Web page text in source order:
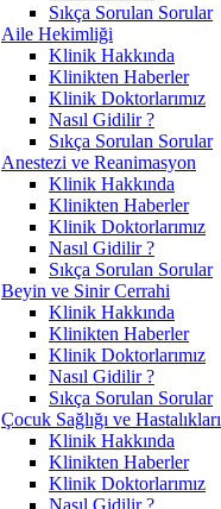
Sıkça Sorulan Sorular
Aile Hekimliği
Klinik Hakkında
Klinikten Haberler
Klinik Doktorlarımız
Nasıl Gidilir ?
Sıkça Sorulan Sorular
Anestezi ve Reanimasyon
Klinik Hakkında
Klinikten Haberler
Klinik Doktorlarımız
Nasıl Gidilir ?
Sıkça Sorulan Sorular
Beyin ve Sinir Cerrahi
Klinik Hakkında
Klinikten Haberler
Klinik Doktorlarımız
Nasıl Gidilir ?
Sıkça Sorulan Sorular
Çocuk Sağlığı ve Hastalıkları
Klinik Hakkında
Klinikten Haberler
Klinik Doktorlarımız
Nasıl Gidilir ?